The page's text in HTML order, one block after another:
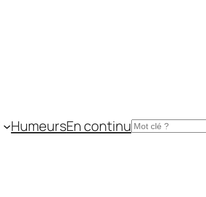
HumeursEn continuRechercher